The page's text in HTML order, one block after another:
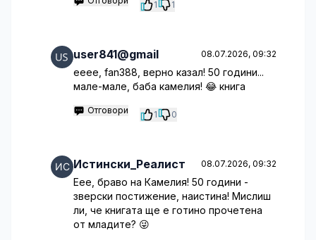
1 1
user841@gmail 08.07.2026, 09:32
ееее, fan388, верно казал! 50 години...
мале-мале, баба камелия! 😂 книга
Отговори 1 0
Истински_Реалист 08.07.2026, 09:32
Еее, браво на Камелия! 50 години -
зверски постижение, наистина! Мислиш
ли, че книгата ще е готино прочетена
от младите? 😜